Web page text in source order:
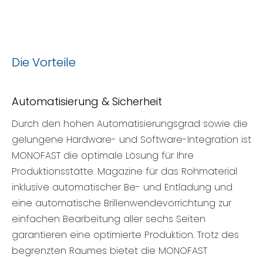
Die Vorteile
Automatisierung & Sicherheit
Durch den hohen Automatisierungsgrad sowie die
gelungene Hardware- und Software-Integration ist
MONOFAST die optimale Lösung für Ihre
Produktionsstätte. Magazine für das Rohmaterial
inklusive automatischer Be- und Entladung und
eine automatische Brillenwendevorrichtung zur
einfachen Bearbeitung aller sechs Seiten
garantieren eine optimierte Produktion. Trotz des
begrenzten Raumes bietet die MONOFAST